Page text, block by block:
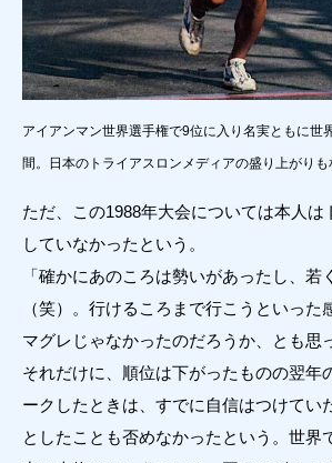
アイアンマン世界選手権で9位に入り名実ともに世
間。日本のトライアスロンメディアの盛り上がり
ただ、この1988年大会については本人は
していなかったという。
「確かにあのころは勢いがあったし、若
（笑）。行けるころまで行こうといった
マグレじゃなかったのだろうか、とも思
それだけに、順位は下がったものの翌年
ークしたときは、すでに自信はつけてい
としたことも否めなかったという。世界